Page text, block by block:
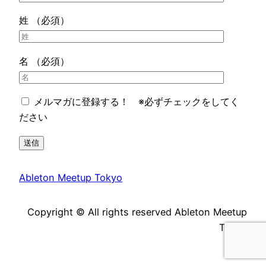
姓 （必須）
名 （必須）
メルマガに登録する！ ※必ずチェックをしてく
ださい
Ableton Meetup Tokyo
Copyright © All rights reserved Ableton Meetup
Tokyo